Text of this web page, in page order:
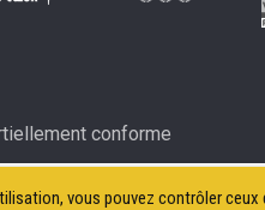
vous pouvez contrôler ceux
conforme